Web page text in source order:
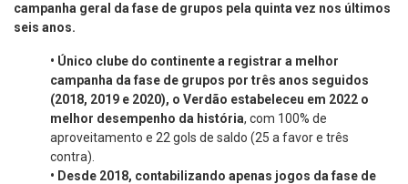
campanha geral da fase de grupos pela quinta vez nos últimos
seis anos.
• Único clube do continente a registrar a melhor
campanha da fase de grupos por três anos seguidos
(2018, 2019 e 2020), o Verdão estabeleceu em 2022 o
melhor desempenho da história, com 100% de
aproveitamento e 22 gols de saldo (25 a favor e três
contra).
• Desde 2018, contabilizando apenas jogos da fase de